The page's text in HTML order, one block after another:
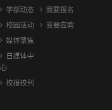
学部动态
校园活动
媒体聚焦
自媒体中
心
校报校刊
我要报名
我要应聘